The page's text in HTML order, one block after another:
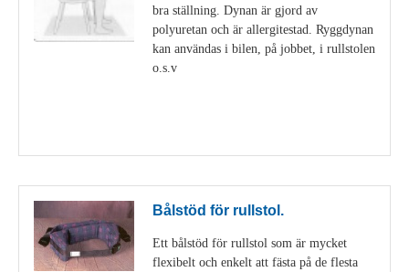
bra ställning. Dynan är gjord av
polyuretan och är allergitestad. Ryggdynan
kan användas i bilen, på jobbet, i rullstolen
o.s.v
Bålstöd för rullstol.
Ett bålstöd för rullstol som är mycket
flexibelt och enkelt att fästa på de flesta